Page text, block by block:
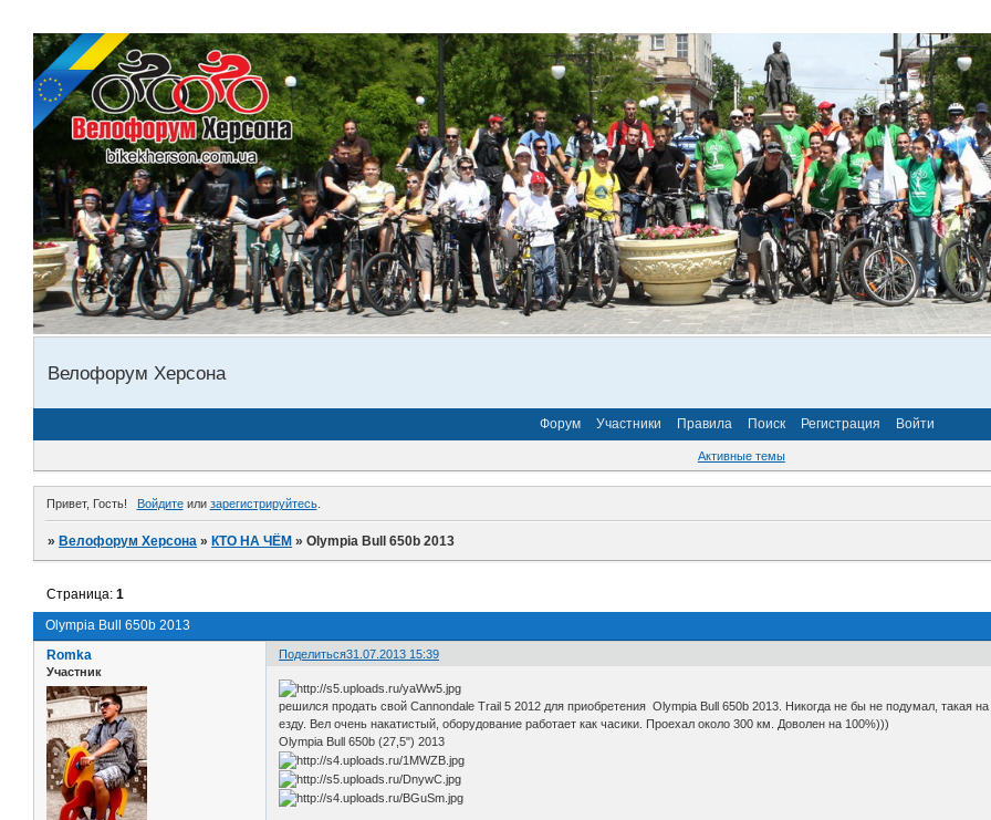
Велофорум Херсона
Форум Участники Правила Поиск Регистрация Войти
Активные темы
Привет, Гость! Войдитеили зарегистрируйтесь.
» Велофорум Херсона » КТО НА ЧЁМ »Olympia Bull 650b 2013
Olympia Bull 650b 2013
Страница:1
Поделиться31.07.2013 15:39
Romka
Участник
решился продать свой Cannondale Trail 5 2012 для приобретения Olympia Bull 650b 2013. Никогда не бы не подумал, такая
езду. Вел очень накатистый, оборудование работает как часики. Проехал около 300 км. Доволен на 100%)))
Olympia Bull 650b (27,5") 2013